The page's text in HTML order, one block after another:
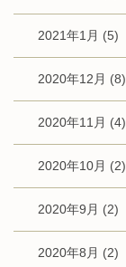
2021年1月 (5)
2020年12月 (8)
2020年11月 (4)
2020年10月 (2)
2020年9月 (2)
2020年8月 (2)